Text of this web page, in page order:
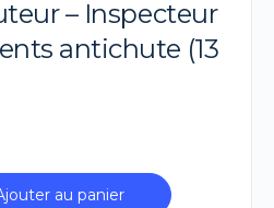
– Inspecteur
antichute (13
au panier